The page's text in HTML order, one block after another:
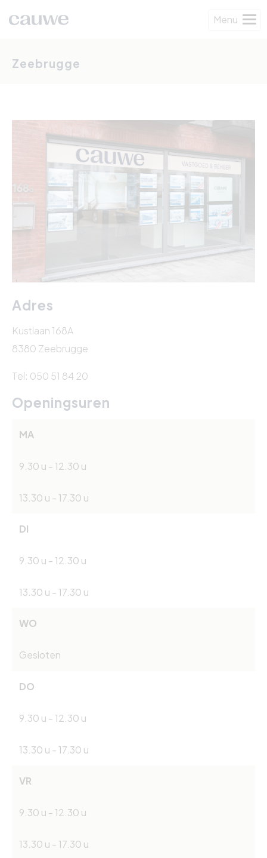
Menu
Zeebrugge
Adres
Kustlaan 168A
8380 Zeebrugge
Tel: 050 51 84 20
Openingsuren
MA
9.30 u - 12.30 u
13.30 u - 17.30 u
DI
9.30 u - 12.30 u
13.30 u - 17.30 u
WO
Gesloten
DO
9.30 u - 12.30 u
13.30 u - 17.30 u
VR
9.30 u - 12.30 u
13.30 u - 17.30 u